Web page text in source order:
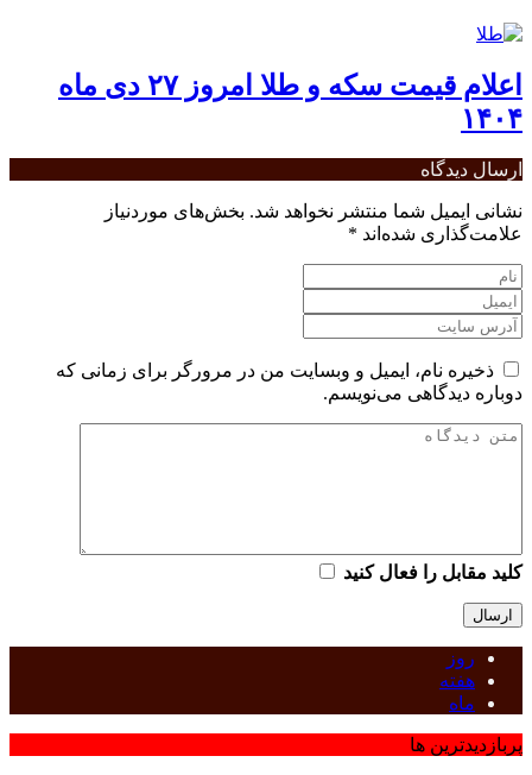
اعلام قیمت سکه و طلا امروز ٢٧ دی ماه
١۴٠۴
ارسال دیدگاه
نشانی ایمیل شما منتشر نخواهد شد. بخش‌های موردنیاز
علامت‌گذاری شده‌اند *
ذخیره نام، ایمیل و وبسایت من در مرورگر برای زمانی که
دوباره دیدگاهی می‌نویسم.
کلید مقابل را فعال کنید
روز
هفته
ماه
پربازدیدترین ها